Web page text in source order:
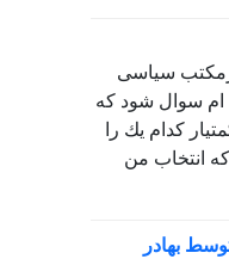
سياسى
سوال شود كه
كدام يك را
انتخاب من
بهادر